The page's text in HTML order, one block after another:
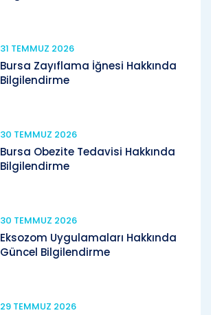
31 TEMMUZ 2026
Bursa Zayıflama İğnesi Hakkında
Bilgilendirme
30 TEMMUZ 2026
Bursa Obezite Tedavisi Hakkında
Bilgilendirme
30 TEMMUZ 2026
Eksozom Uygulamaları Hakkında
Güncel Bilgilendirme
29 TEMMUZ 2026